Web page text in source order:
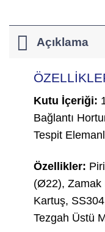
Açıklama
Kutu İçeriği:
Bağlantı
Tespit
Özellikler:
(Ø22), Zamak
Kartuş,
Tezgah Üstü